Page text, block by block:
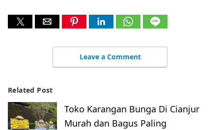
Leave a Comment
Related Post
Toko Karangan Bunga Di Cianjur
Murah dan Bagus Paling